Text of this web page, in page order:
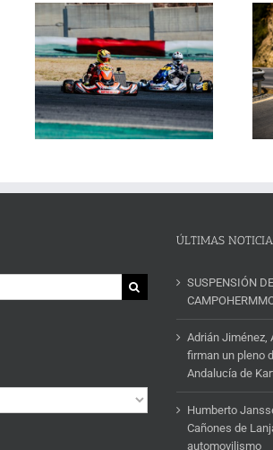
Humberto Janssens conquista la
Subida al Cerro de los Cañones
de Lanjarón 2026 en un brillante
fin de semana de automovilismo
ÚLTIMAS
SUSPENSIÓN
Adrián Jiménez,
firman un pleno
Andalucía de
Humberto
Cañones de
automovilismo